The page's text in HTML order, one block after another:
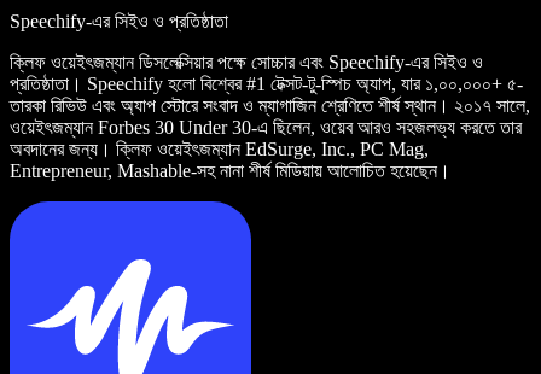
Speechify-এর সিইও ও প্রতিষ্ঠাতা
ক্লিফ ওয়েইৎজম্যান ডিসলেক্সিয়ার পক্ষে সোচ্চার এবং Speechify-এর সিইও ও
প্রতিষ্ঠাতা। Speechify হলো বিশ্বের #1 টেক্সট-টু-স্পিচ অ্যাপ, যার ১,০০,০০০+ ৫-
তারকা রিভিউ এবং অ্যাপ স্টোরে সংবাদ ও ম্যাগাজিন শ্রেণিতে শীর্ষ স্থান। ২০১৭ সালে,
ওয়েইৎজম্যান Forbes 30 Under 30-এ ছিলেন, ওয়েব আরও সহজলভ্য করতে তার
অবদানের জন্য। ক্লিফ ওয়েইৎজম্যান EdSurge, Inc., PC Mag,
Entrepreneur, Mashable-সহ নানা শীর্ষ মিডিয়ায় আলোচিত হয়েছেন।